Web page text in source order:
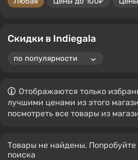
Скидки в Indiegala
Отображаются только
лучшими ценами из этого
посмотреть все товары из
Товары не найдены. Попробуйте
поиска